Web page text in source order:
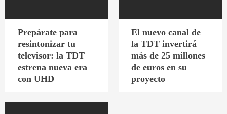
Prepárate para
resintonizar tu
televisor: la TDT
estrena nueva era
con UHD
El nuevo canal de
la TDT invertirá
más de 25 millones
de euros en su
proyecto